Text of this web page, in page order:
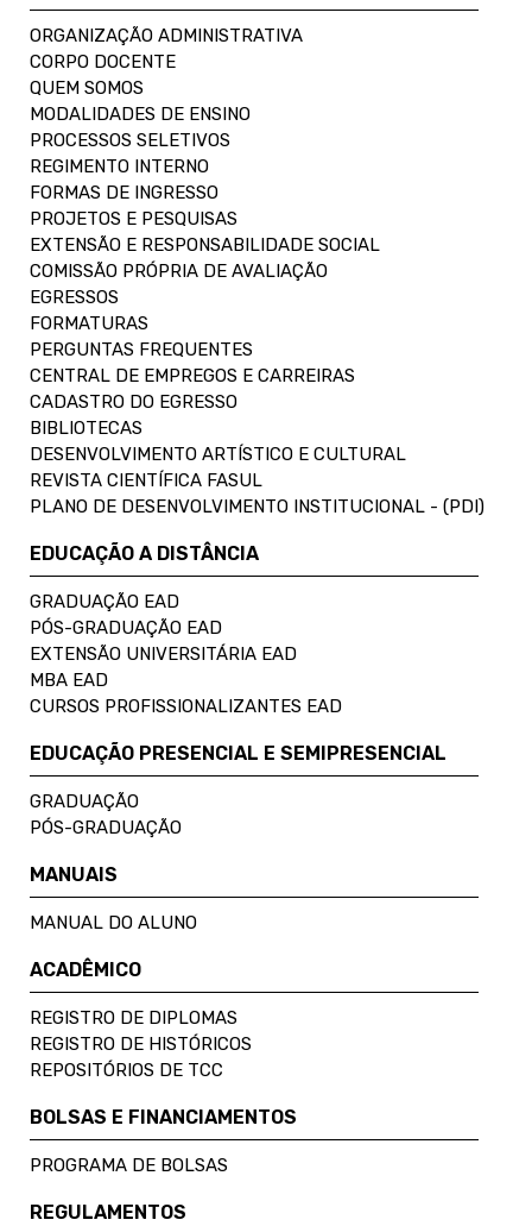
ORGANIZAÇÃO ADMINISTRATIVA
CORPO DOCENTE
QUEM SOMOS
MODALIDADES DE ENSINO
PROCESSOS SELETIVOS
REGIMENTO INTERNO
FORMAS DE INGRESSO
PROJETOS E PESQUISAS
EXTENSÃO E RESPONSABILIDADE SOCIAL
COMISSÃO PRÓPRIA DE AVALIAÇÃO
EGRESSOS
FORMATURAS
PERGUNTAS FREQUENTES
CENTRAL DE EMPREGOS E CARREIRAS
CADASTRO DO EGRESSO
BIBLIOTECAS
DESENVOLVIMENTO ARTÍSTICO E CULTURAL
REVISTA CIENTÍFICA FASUL
PLANO DE DESENVOLVIMENTO INSTITUCIONAL - (PDI)
EDUCAÇÃO A DISTÂNCIA
GRADUAÇÃO EAD
PÓS-GRADUAÇÃO EAD
EXTENSÃO UNIVERSITÁRIA EAD
MBA EAD
CURSOS PROFISSIONALIZANTES EAD
EDUCAÇÃO PRESENCIAL E SEMIPRESENCIAL
GRADUAÇÃO
PÓS-GRADUAÇÃO
MANUAIS
MANUAL DO ALUNO
ACADÊMICO
REGISTRO DE DIPLOMAS
REGISTRO DE HISTÓRICOS
REPOSITÓRIOS DE TCC
BOLSAS E FINANCIAMENTOS
PROGRAMA DE BOLSAS
REGULAMENTOS